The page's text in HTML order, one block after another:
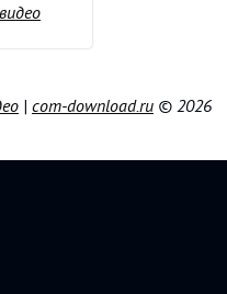
| com-download.ru © 2026